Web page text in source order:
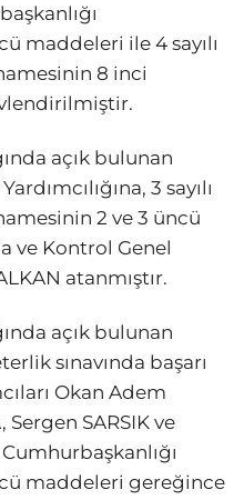
maddeleri ile 4 sayılı
8 inci
açık bulunan
3 sayılı
2 ve 3 üncü
ve Kontrol Genel
atanmıştır.
açık bulunan
sınavında başarı
Okan Adem
Sergen SARSIK ve
Cumhurbaşkanlığı
maddeleri gereğince